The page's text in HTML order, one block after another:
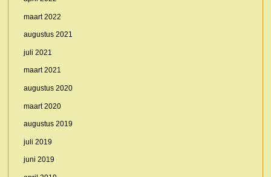
maart 2022
augustus 2021
juli 2021
maart 2021
augustus 2020
maart 2020
augustus 2019
juli 2019
juni 2019